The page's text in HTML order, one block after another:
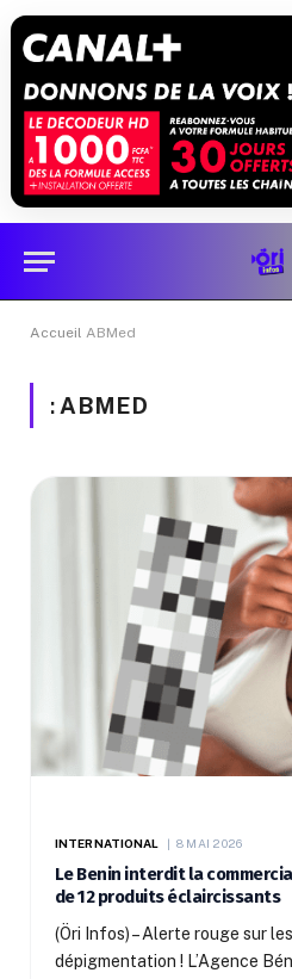
Accueil ABMed
: ABMED
INTERNATIONAL 8 MAI 2026
Le Benin interdit la
de 12 produits éclaircissants
(Öri Infos) – Alerte rouge sur
dépigmentation ! L’Agence